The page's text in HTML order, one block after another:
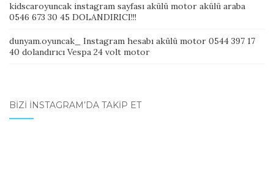
kidscaroyuncak instagram sayfası akülü motor akülü araba
0546 673 30 45 DOLANDIRICI!!!
dunyam.oyuncak_ Instagram hesabı akülü motor 0544 397 17
40 dolandırıcı Vespa 24 volt motor
BIZI İNSTAGRAM’DA TAKIP ET